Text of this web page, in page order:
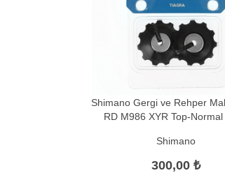
Shimano Gergi ve Rehper
RD M986 XYR Top-Normal
Shimano
300,00 ₺